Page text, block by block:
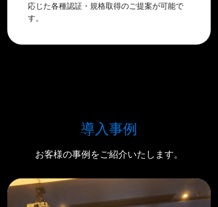
応じた各種認証・規格取得のご提案が可能で
す。
導入事例
お客様の事例をご紹介いたします。